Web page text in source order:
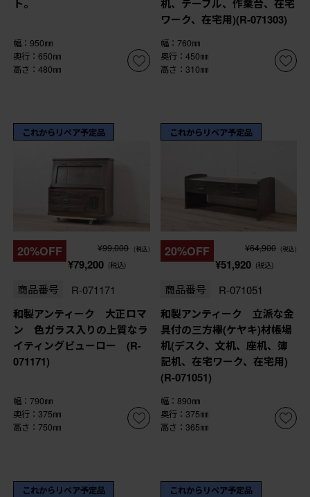
ト。
幅：950㎜
奥行：650㎜
高さ：480㎜
机、テーブル、作業台、在宅
ワーク、在宅用)(R-071303)
幅：760㎜
奥行：450㎜
高さ：310㎜
これからリペア予定品
20%OFF ¥99,000 (税込)
¥79,200 (税込)
商品番号 R-071171
和製アンティーク 大正ロマ
ン 色ガラス入りの上質なラ
イティングビューロー (R-
071171)
幅：790㎜
奥行：375㎜
高さ：750㎜
これからリペア予定品
20%OFF ¥64,900 (税込)
¥51,920 (税込)
商品番号 R-071051
和製アンティーク 立派な金
具付の三方欅(ケヤキ)材帳場
机(デスク、文机、座机、簿
記机、在宅ワーク、在宅用)
(R-071051)
幅：890㎜
奥行：375㎜
高さ：365㎜
これからリペア予定品 これからリペア予定品